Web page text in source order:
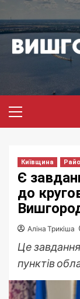
до
вмісту
меню
Київщина
Є
до
Аліна Трикіша
Це
пунктів